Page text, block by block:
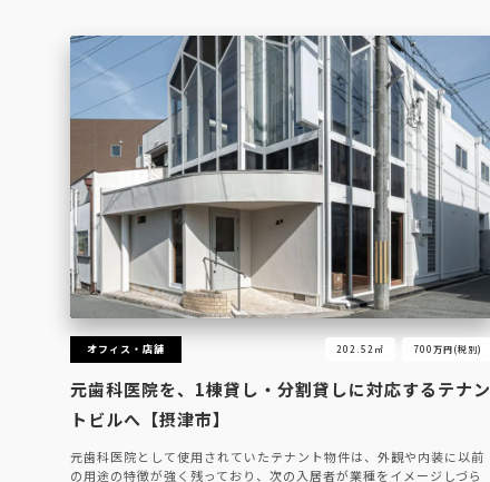
オフィス・店舗 202.52㎡ 700万円(税別)
元歯科医院を、1棟貸し・分割貸しに対応するテナン
トビルへ【摂津市】
元歯科医院として使用されていたテナント物件は、外観や内装に以前
の用途の特徴が強く残っており、次の入居者が業種をイメージしづら